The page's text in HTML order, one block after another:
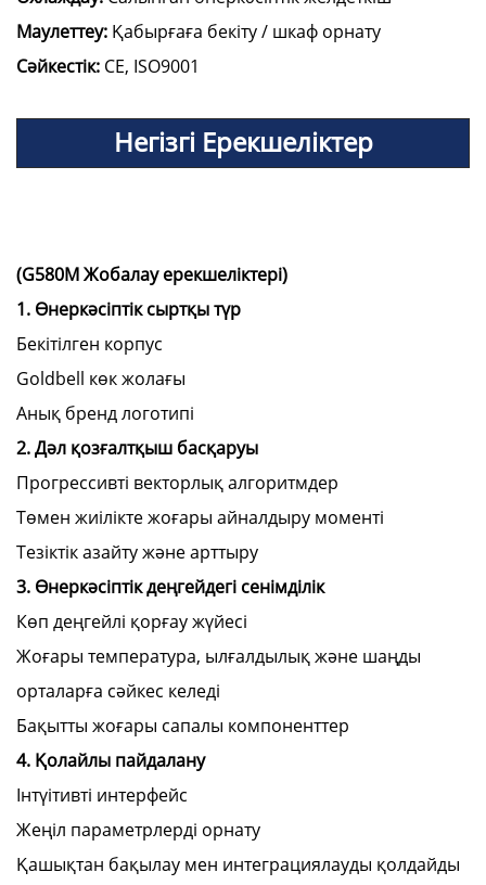
Маулеттеу: Қабырғаға бекіту / шкаф орнату
Сәйкестік: CE, ISO9001
Негізгі Ерекшеліктер
(G580M Жобалау ерекшеліктері)
1. Өнеркәсіптік сыртқы түр
Бекітілген корпус
Goldbell көк жолағы
Анық бренд логотипі
2. Дәл қозғалтқыш басқаруы
Прогрессивті векторлық алгоритмдер
Төмен жиілікте жоғары айналдыру моменті
Тезіктік азайту және арттыру
3. Өнеркәсіптік деңгейдегі сенімділік
Көп деңгейлі қорғау жүйесі
Жоғары температура, ылғалдылық және шаңды
орталарға сәйкес келеді
Бақытты жоғары сапалы компоненттер
4. Қолайлы пайдалану
Інтүітивті интерфейс
Жеңіл параметрлерді орнату
Қашықтан бақылау мен интеграциялауды қолдайды